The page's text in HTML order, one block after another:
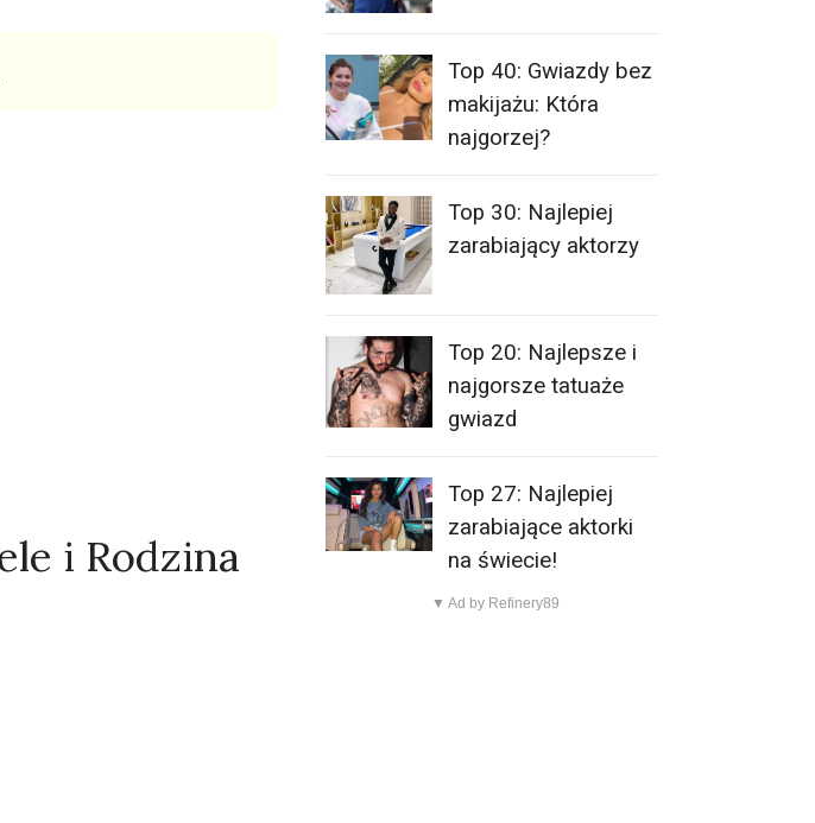
i Rodzina
Top 40: Gwiazdy bez
makijażu: Która
najgorzej?
Top 30: Najlepiej
zarabiający aktorzy
Top 20: Najlepsze i
najgorsze tatuaże
gwiazd
Top 27: Najlepiej
zarabiające aktorki
na świecie!
▼ Ad by Refinery89